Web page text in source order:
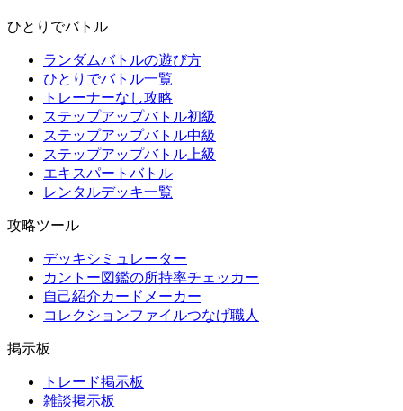
ひとりでバトル
ランダムバトルの遊び方
ひとりでバトル一覧
トレーナーなし攻略
ステップアップバトル初級
ステップアップバトル中級
ステップアップバトル上級
エキスパートバトル
レンタルデッキ一覧
攻略ツール
デッキシミュレーター
カントー図鑑の所持率チェッカー
自己紹介カードメーカー
コレクションファイルつなげ職人
掲示板
トレード掲示板
雑談掲示板